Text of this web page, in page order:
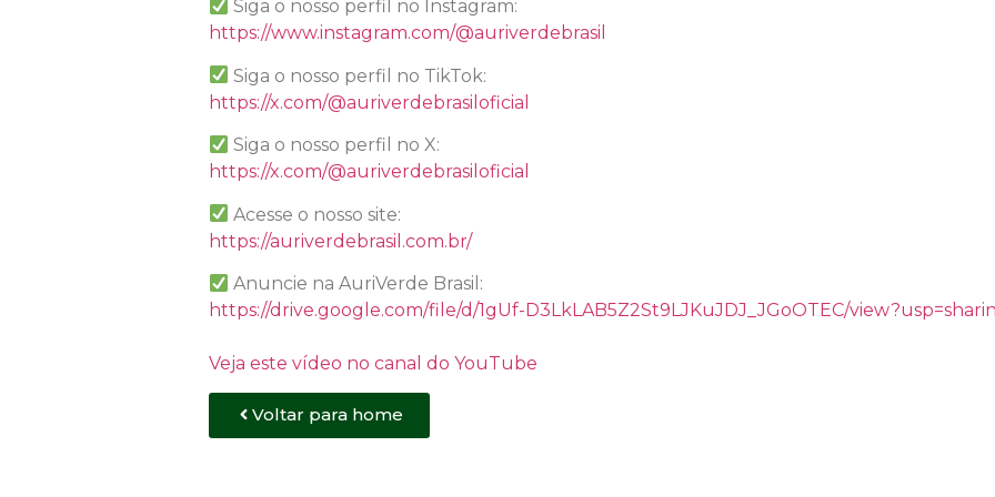
Siga o nosso perfil no Instagram:
https://www.instagram.com/@auriverdebrasil
Siga o nosso perfil no TikTok:
https://x.com/@auriverdebrasiloficial
Siga o nosso perfil no X:
https://x.com/@auriverdebrasiloficial
Acesse o nosso site:
https://auriverdebrasil.com.br/
Anuncie na AuriVerde Brasil:
https://drive.google.com/file/d/1gUf-D3LkLAB5Z2St9LJKuJDJ_JGoOTEC/
Veja este vídeo no canal do YouTube
Voltar para home